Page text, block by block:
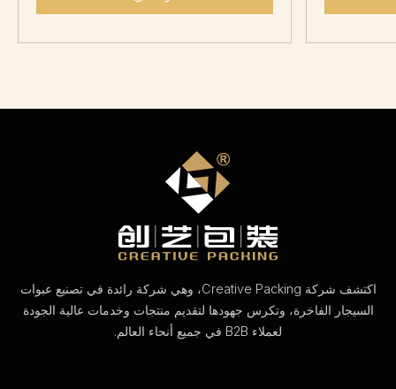
اكتشف شركة Creative Packing، وهي شركة رائدة في تصنيع عبوات
السيجار الفاخرة، وتكرس جهودها لتقديم منتجات وخدمات عالية الجودة
لعملاء B2B في جميع أنحاء العالم.